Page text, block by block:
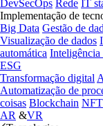
DevSecOps Rede IT
Implementação de
Big Data Gestão de
Visualização de dados
automática
ESG
Transformação digital
Automatização de
coisas Blockchain NFT
AR &VR